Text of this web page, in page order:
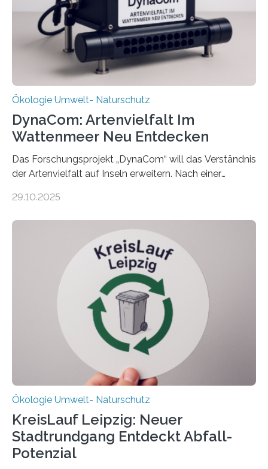
Ökologie Umwelt- Naturschutz
DynaCom: Artenvielfalt Im
Wattenmeer Neu Entdecken
Das Forschungsprojekt „DynaCom“ will das Verständnis
der Artenvielfalt auf Inseln erweitern. Nach einer
Beobachtungen im Wattenmeer ist nun eine große
Oldenburg befassen sich insbesondere damit, wie ein
Ökosystem gedeiht – und wie sich dieser Prozess
verlässlich prognostizieren lässt. Grünes Licht für
„DynaCom“: Die Deutsche Forschungsgemeinschaft
(DFG) fördert das Anfang 2019 gestartete
Forschungsprojekt an der Universität Oldenburg für
zwei weitere Jahre mit rund 1,2 Millionen Euro. „Wir
freuen uns sehr über…
29.10.2025
Ökologie Umwelt- Naturschutz
KreisLauf Leipzig: Neuer
Stadtrundgang Entdeckt Abfall-
Potenzial